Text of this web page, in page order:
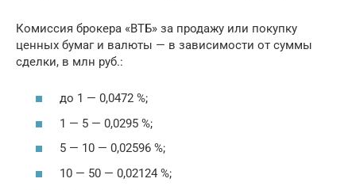
Комиссия брокера «ВТБ» за продажу или покупку
ценных бумаг и валюты — в зависимости от суммы
сделки, в млн руб.:
до 1 — 0,0472 %;
1 — 5 — 0,0295 %;
5 — 10 — 0,02596 %;
10 — 50 — 0,02124 %;